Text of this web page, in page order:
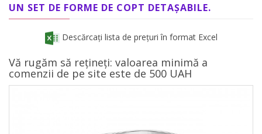
UN SET DE FORME DE COPT DETAȘABILE.
Descărcați lista de prețuri în format Excel
Vă rugăm să rețineți: valoarea minimă a
comenzii de pe site este de 500 UAH